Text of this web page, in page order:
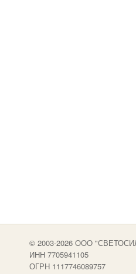
© 2003-2026 OOO
ИНН 7705941105
ОГРН 1117746089757